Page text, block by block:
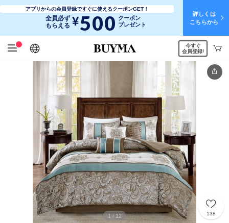
アプリからの会員登録ですぐに使えるクーポンGET！
全員必ず
もらえる ¥500 クーポン
プレゼント
詳しくは
こちらから
日本語
English
简体中文
繁體中文
今すぐ
会員登録!
1 / 12 138